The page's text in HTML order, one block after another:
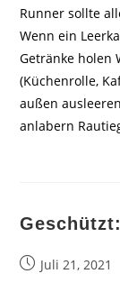
Runner sollte
Wenn ein
Getränke holen
(Küchenrolle,
außen
anlabern
BeitragJuli 21, 2021